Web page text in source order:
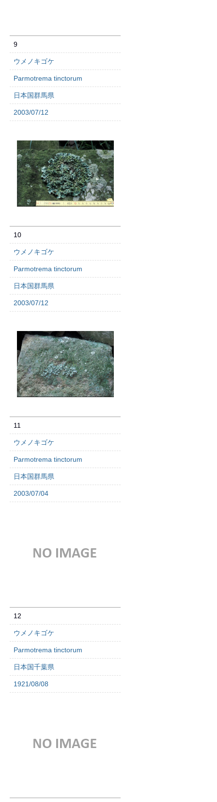
9
ウメノキゴケ
Parmotrema tinctorum
日本国群馬県
2003/07/12
10
ウメノキゴケ
Parmotrema tinctorum
日本国群馬県
2003/07/12
11
ウメノキゴケ
Parmotrema tinctorum
日本国群馬県
2003/07/04
12
ウメノキゴケ
Parmotrema tinctorum
日本国千葉県
1921/08/08